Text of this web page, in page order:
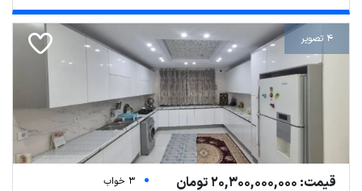
4 تصویر
قیمت: 20,300,000,000 تومان
3 خواب